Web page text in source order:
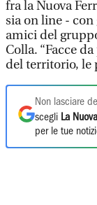
fra la Nuova
sia on line -
amici del
Colla. “Facce
del territorio, le
Non lasciare
scegli La
per le tue